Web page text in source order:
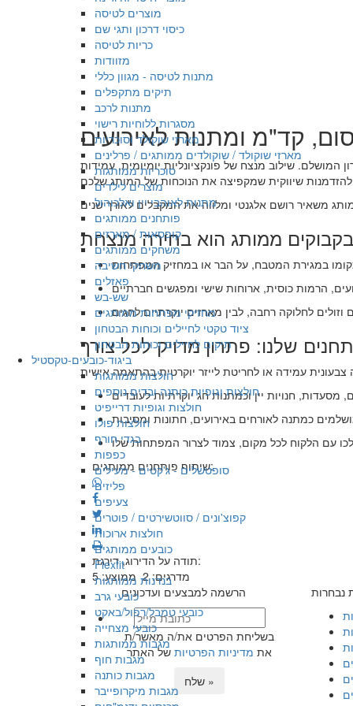
מוצרים לטיסה
כיסוי דרכון ותגי שם
כריות לטיסה
מזוודות
מתנות לטיסה - מגוון כללי
תיקים מתקפלים
מתנות לרכב
מסגרות ללוחיות רישוי
מארזי שוקולד וסוכריות
מארזי שוקולד / שוקולדים ממותגים / פרלינים
סוכריות ממותגות
מוצרים לילדים
מתנות לאוהבי יין ואלכוהול
פותחנים ממותגים
קופסאות / מארזים
משחקים ממותגים
משחקי חשיבה
פאזלים
שש-בש
מחזיקי מפתחות ממותגים
ציוד טקטי לחיילים וכוחות הבטחון
תיקים לחיילים וכוחות הבטחון
ביגוד-כובעים-טקסטיל
חולצות ממותגות
חולצות וגופיות כותנה ובדים נוספים
חולצות וגופיות דרייפיט
חולצות פולו
בגדי חורף
כפפות
סופטשלים - ג'קטים - מעילים
פליזים
צעיפים
קפוצ'ונים / סווטשירטים / פוטרים
חולצות ארוכות
כובעים ממותגים
Flexfit
בנדנות ממותגות
כובעי גרב
כובעי טמבל/רפול/באקט
כובעי מצחייה
מגבות ממותגות
מגבות חוף
מגבות כותנה
מגבות מיקרופייבר
קד"מ ומתנות לאירועים
המושלם. שילוב מנצח של פונקציונליות יומיומית, עמידות
שלנו: פתרון מדויק לכל צורך
שיתוף פותחנים ממותגים:
תודה על הדירוג, דירגת:
מדרגים:2 ממוצע:5
נבחרות
הרשמה למבצעים ועדכונים
בשליחת הפרטים את/ה מאשר/ת
את מדיניות הפרטיותשל האתר
שלח »